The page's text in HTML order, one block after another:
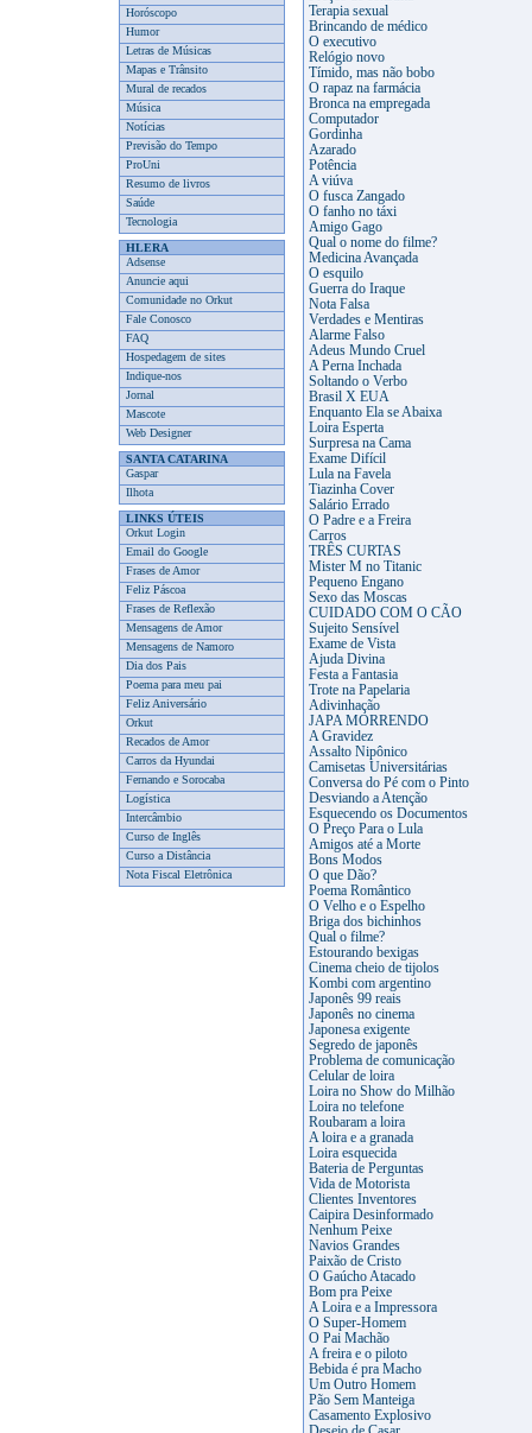
Horóscopo
Humor
Letras de Músicas
Mapas e Trânsito
Mural de recados
Música
Notícias
Previsão do Tempo
ProUni
Resumo de livros
Saúde
Tecnologia
HLERA
Adsense
Anuncie aqui
Comunidade no Orkut
Fale Conosco
FAQ
Hospedagem de sites
Indique-nos
Jornal
Mascote
Web Designer
SANTA CATARINA
Gaspar
Ilhota
LINKS ÚTEIS
Orkut Login
Email do Google
Frases de Amor
Feliz Páscoa
Frases de Reflexão
Mensagens de Amor
Mensagens de Namoro
Dia dos Pais
Poema para meu pai
Feliz Aniversário
Orkut
Recados de Amor
Carros da Hyundai
Fernando e Sorocaba
Logística
Intercâmbio
Curso de Inglês
Curso a Distância
Nota Fiscal Eletrônica
Terapia sexual
Brincando de médico
O executivo
Relógio novo
Tímido, mas não bobo
O rapaz na farmácia
Bronca na empregada
Computador
Gordinha
Azarado
Potência
A viúva
O fusca Zangado
O fanho no táxi
Amigo Gago
Qual o nome do filme?
Medicina Avançada
O esquilo
Guerra do Iraque
Nota Falsa
Verdades e Mentiras
Alarme Falso
Adeus Mundo Cruel
A Perna Inchada
Soltando o Verbo
Brasil X EUA
Enquanto Ela se Abaixa
Loira Esperta
Surpresa na Cama
Exame Difícil
Lula na Favela
Tiazinha Cover
Salário Errado
O Padre e a Freira
Carros
TRÊS CURTAS
Mister M no Titanic
Pequeno Engano
Sexo das Moscas
CUIDADO COM O CÃO
Sujeito Sensível
Exame de Vista
Ajuda Divina
Festa a Fantasia
Trote na Papelaria
Adivinhação
JAPA MORRENDO
A Gravidez
Assalto Nipônico
Camisetas Universitárias
Conversa do Pé com o Pinto
Desviando a Atenção
Esquecendo os Documentos
O Preço Para o Lula
Amigos até a Morte
Bons Modos
O que Dão?
Poema Romântico
O Velho e o Espelho
Briga dos bichinhos
Qual o filme?
Estourando bexigas
Cinema cheio de tijolos
Kombi com argentino
Japonês 99 reais
Japonês no cinema
Japonesa exigente
Segredo de japonês
Problema de comunicação
Celular de loira
Loira no Show do Milhão
Loira no telefone
Roubaram a loira
A loira e a granada
Loira esquecida
Bateria de Perguntas
Vida de Motorista
Clientes Inventores
Caipira Desinformado
Nenhum Peixe
Navios Grandes
Paixão de Cristo
O Gaúcho Atacado
Bom pra Peixe
A Loira e a Impressora
O Super-Homem
O Pai Machão
A freira e o piloto
Bebida é pra Macho
Um Outro Homem
Pão Sem Manteiga
Casamento Explosivo